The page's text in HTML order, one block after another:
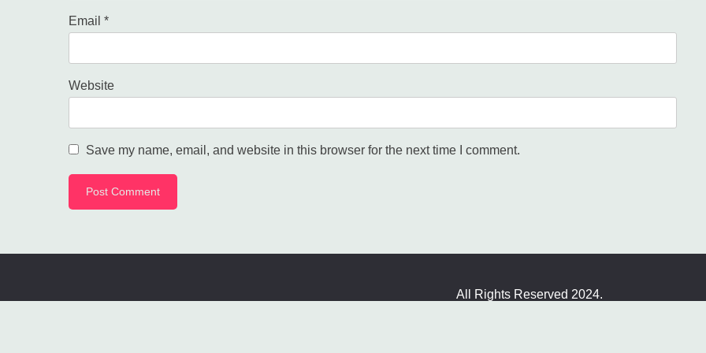
Email *
Website
Save my name, email, and website in this browser for the next time I comment.
All Rights Reserved 2024.